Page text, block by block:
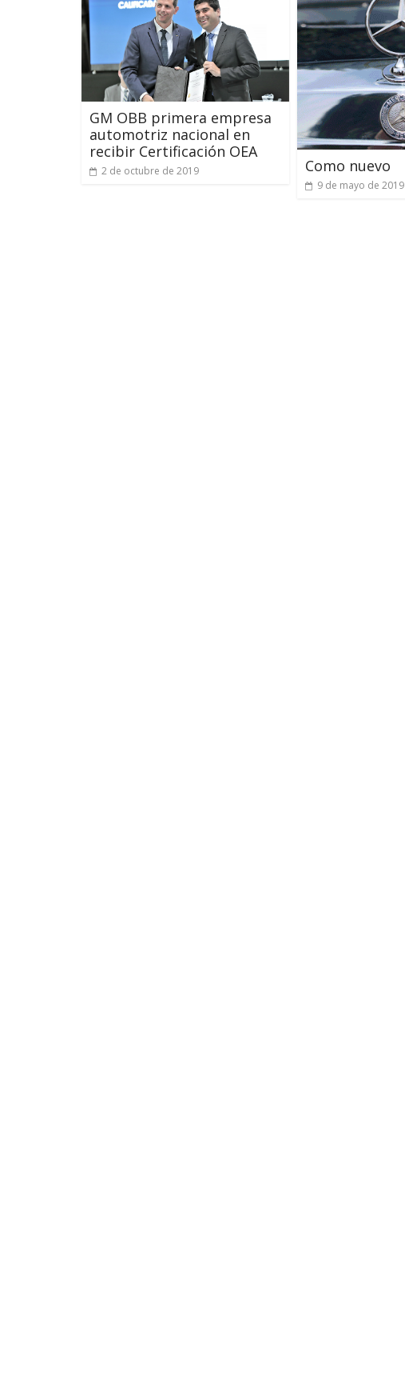
GM OBB primera empresa
automotriz nacional en
recibir Certificación OEA
2 de octubre de 2019 Como nuevo
9 de mayo de 2019